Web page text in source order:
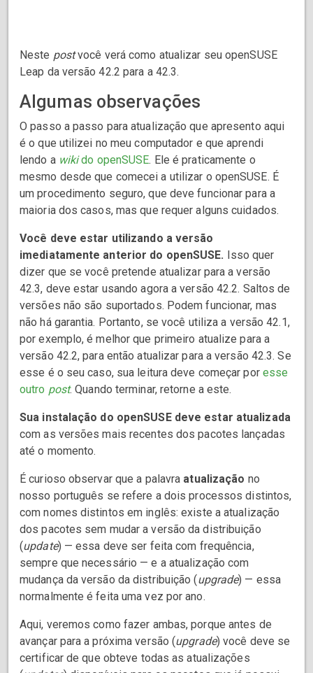
Neste postvocê verá como atualizar seu openSUSE
Leap da versão 42.2 para a 42.3.
Algumas observações
O passo a passo para atualização que apresento aqui
é o que utilizei no meu computador e que aprendi
lendo a wikido openSUSE. Ele é praticamente o
mesmo desde que comecei a utilizar o openSUSE. É
um procedimento seguro, que deve funcionar para a
maioria dos casos, mas que requer alguns cuidados.
Você deve estar utilizando a versão
imediatamente anterior do openSUSE. Isso quer
dizer que se você pretende atualizar para a versão
42.3, deve estar usando agora a versão 42.2. Saltos de
versões não são suportados. Podem funcionar, mas
não há garantia. Portanto, se você utiliza a versão 42.1,
por exemplo, é melhor que primeiro atualize para a
versão 42.2, para então atualizar para a versão 42.3. Se
esse é o seu caso, sua leitura deve começar por esse
outro post. Quando terminar, retorne a este.
Sua instalação do openSUSE deve estar atualizada
com as versões mais recentes dos pacotes lançadas
até o momento.
É curioso observar que a palavra atualização no
nosso português se refere a dois processos distintos,
com nomes distintos em inglês: existe a atualização
dos pacotes sem mudar a versão da distribuição
(update) — essa deve ser feita com frequência,
sempre que necessário — e a atualização com
mudança da versão da distribuição (upgrade) — essa
normalmente é feita uma vez por ano.
Aqui, veremos como fazer ambas, porque antes de
avançar para a próxima versão (upgrade) você deve se
certificar de que obteve todas as atualizações